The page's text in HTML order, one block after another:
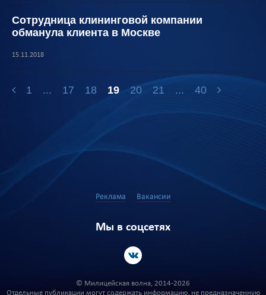
Сотрудница клининговой компании
обманула клиента в Москве
15.11.2018
1 ... 17 18 19 20 21 ... 40
Реклама Вакансии
Мы в соцсетях
© Милицейская волна, 2014-2026
Отдельные публикации могут содержать информацию, не предназначенную